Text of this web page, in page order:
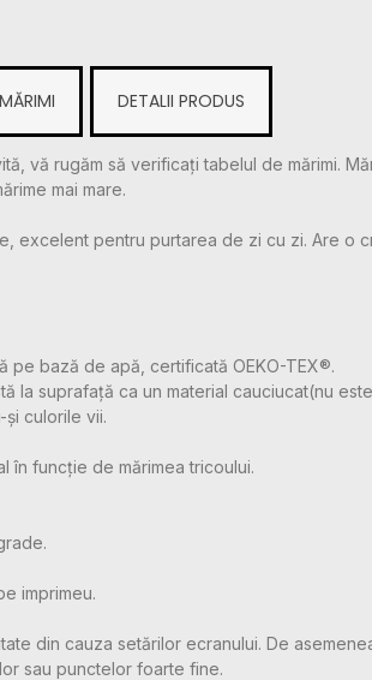
DETALII PRODUS
vă rugăm să verificați tabelul de mărimi.
mai mare.
excelent pentru purtarea de zi cu zi. Are o
pe bază de apă, certificată OEKO-TEX®.
la suprafață ca un material cauciucat(nu
și culorile vii.
în funcție de mărimea tricoului.
imprimeu.
din cauza setărilor ecranului. De
sau punctelor foarte fine.